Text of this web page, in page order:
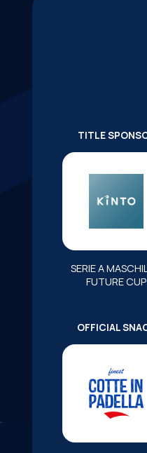
TITLE
SERIE A
FUTURE CUP
OFFICIAL